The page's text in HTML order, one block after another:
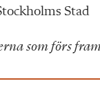
Stad
som förs